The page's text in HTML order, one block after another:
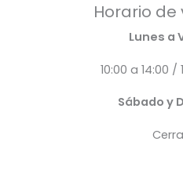
Horario de
Lunes a
10:00 a 14:00 /
Sábado y